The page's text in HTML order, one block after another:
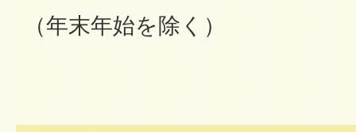
（年末年始を除く）